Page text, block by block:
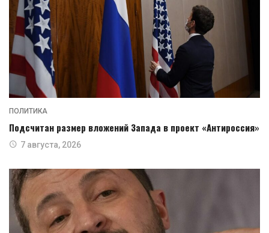
ПОЛИТИКА
Подсчитан размер вложений Запада в проект «Антироссия»
7 августа, 2026